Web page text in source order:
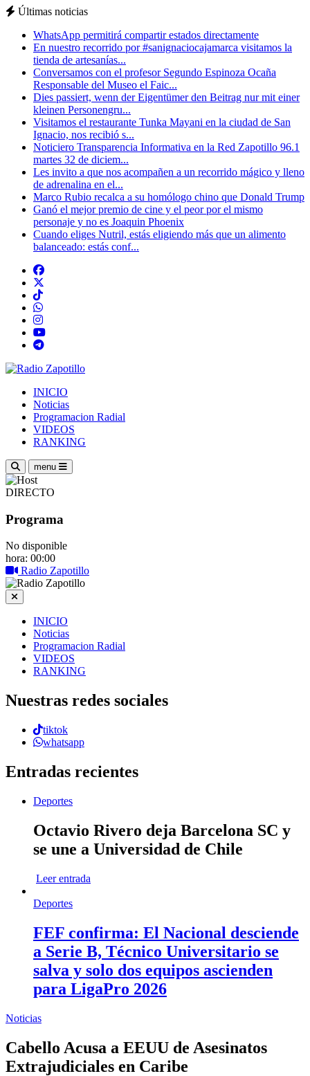
Últimas noticias
WhatsApp permitirá compartir estados directamente
En nuestro recorrido por #sanignaciocajamarca visitamos la
tienda de artesanías...
Conversamos con el profesor Segundo Espinoza Ocaña
Responsable del Museo el Faic...
Dies passiert, wenn der Eigentümer den Beitrag nur mit einer
kleinen Personengru...
Visitamos el restaurante Tunka Mayani en la ciudad de San
Ignacio, nos recibió s...
Noticiero Transparencia Informativa en la Red Zapotillo 96.1
martes 32 de diciem...
Les invito a que nos acompañen a un recorrido mágico y lleno
de adrenalina en el...
Marco Rubio recalca a su homólogo chino que Donald Trump
Ganó el mejor premio de cine y el peor por el mismo
personaje y no es Joaquin Phoenix
Cuando eliges Nutril, estás eligiendo más que un alimento
balanceado: estás conf...
INICIO
Noticias
Programacion Radial
VIDEOS
RANKING
menu
DIRECTO
Programa
No disponible
hora: 00:00
Radio Zapotillo
INICIO
Noticias
Programacion Radial
VIDEOS
RANKING
Nuestras redes sociales
tiktok
whatsapp
Entradas recientes
Deportes
Octavio Rivero deja Barcelona SC y
se une a Universidad de Chile
Leer entrada
Deportes
FEF confirma: El Nacional desciende
a Serie B, Técnico Universitario se
salva y solo dos equipos ascienden
para LigaPro 2026
Noticias
Cabello Acusa a EEUU de Asesinatos
Extrajudiciales en Caribe